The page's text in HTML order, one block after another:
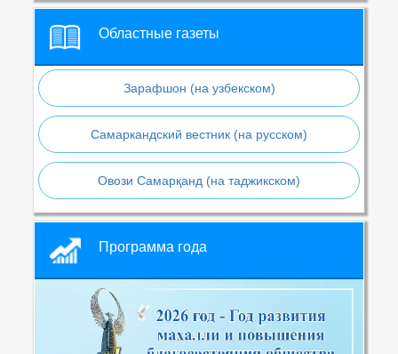
Областные газеты
Зарафшон (на узбекском)
Самаркандский вестник (на русском)
Овози Самарқанд (на таджикском)
Программа года